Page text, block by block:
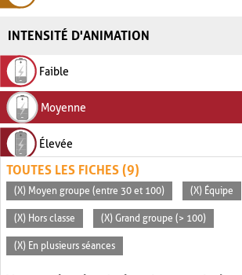
INTENSITÉ D'ANIMATION
Faible
Moyenne
Élevée
TOUTES LES FICHES (9)
(X) Moyen groupe (entre 30 et 100) (X) Équipe
(X) Hors classe (X) Grand groupe (> 100)
(X) En plusieurs séances